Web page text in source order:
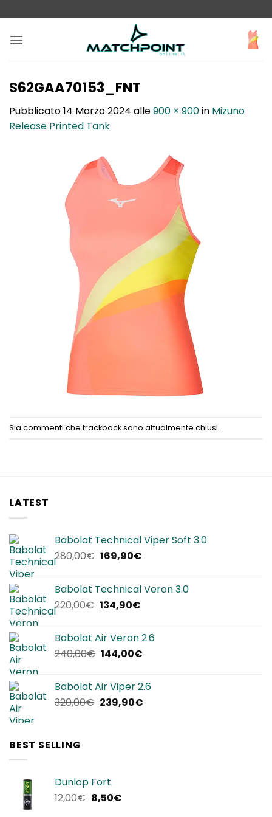
ai
contenuti
S62GAA70153_FNT
Pubblicato14 Marzo 2024 alle900 × 900in Mizuno
Release Printed Tank
Sia commenti che trackback sono attualmente chiusi.
LATEST
Babolat Technical Viper Soft 3.0
280,00€ Il
era:
280,00€.
169,90€Il
è:
Babolat Technical Veron 3.0
220,00€ Il
era:
220,00€.
134,90€Il
è:
134,90€.
Babolat Air Veron 2.6
240,00€ Il
era:
240,00€.
144,00€Il
è:
144,00€.
Babolat Air Viper 2.6
320,00€ Il
239,90€Il
BEST SELLING
Dunlop Fort
12,00€ Il
8,50€Il